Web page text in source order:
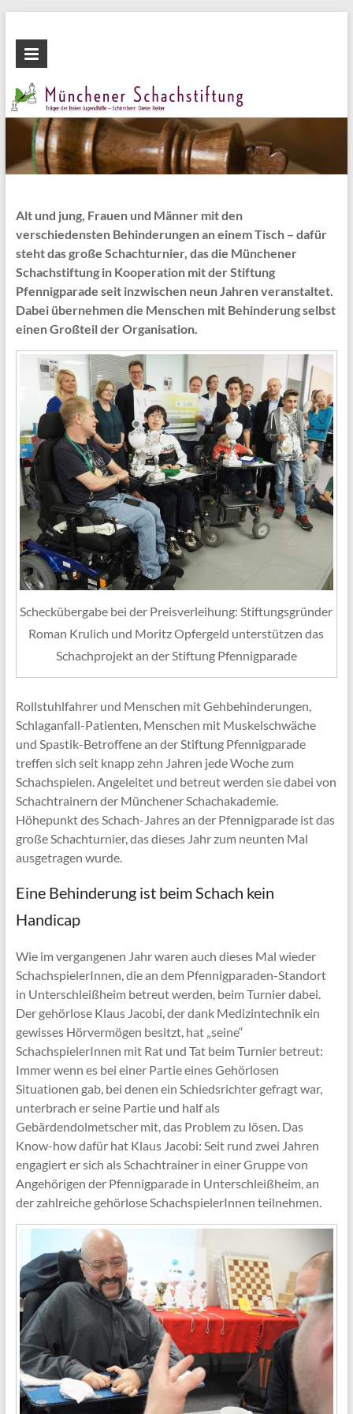
Inhalt
wechseln
Münchener
Schachstiftung
Fördern
durch
Schach
Alt und jung, Frauen und Männer mit den
verschiedensten Behinderungen an einem Tisch – dafür
steht das große Schachturnier, das die Münchener
Schachstiftung in Kooperation mit der Stiftung
Pfennigparade seit inzwischen neun Jahren veranstaltet.
Dabei übernehmen die Menschen mit Behinderung selbst
einen Großteil der Organisation.
Scheckübergabe bei der Preisverleihung: Stiftungsgründer
Roman Krulich und Moritz Opfergeld unterstützen das
Schachprojekt an der Stiftung Pfennigparade
Rollstuhlfahrer und Menschen mit Gehbehinderungen,
Schlaganfall-Patienten, Menschen mit Muskelschwäche
und Spastik-Betroffene an der Stiftung Pfennigparade
treffen sich seit knapp zehn Jahren jede Woche zum
Schachspielen. Angeleitet und betreut werden sie dabei von
Schachtrainern der Münchener Schachakademie.
Höhepunkt des Schach-Jahres an der Pfennigparade ist das
große Schachturnier, das dieses Jahr zum neunten Mal
ausgetragen wurde.
Eine Behinderung ist beim Schach kein
Handicap
Wie im vergangenen Jahr waren auch dieses Mal wieder
SchachspielerInnen, die an dem Pfennigparaden-Standort
in Unterschleißheim betreut werden, beim Turnier dabei.
Der gehörlose Klaus Jacobi, der dank Medizintechnik ein
gewisses Hörvermögen besitzt, hat „seine“
SchachspielerInnen mit Rat und Tat beim Turnier betreut:
Immer wenn es bei einer Partie eines Gehörlosen
Situationen gab, bei denen ein Schiedsrichter gefragt war,
unterbrach er seine Partie und half als
Gebärdendolmetscher mit, das Problem zu lösen. Das
Know-how dafür hat Klaus Jacobi: Seit rund zwei Jahren
engagiert er sich als Schachtrainer in einer Gruppe von
Angehörigen der Pfennigparade in Unterschleißheim, an
der zahlreiche gehörlose SchachspielerInnen teilnehmen.